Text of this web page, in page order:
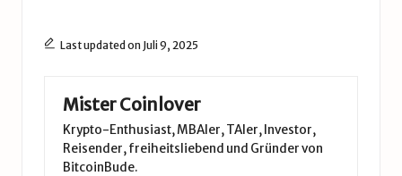
Last updated on Juli 9, 2025
Mister Coinlover
Krypto-Enthusiast, MBAler, TAler, Investor,
Reisender, freiheitsliebend und Gründer von
BitcoinBude.